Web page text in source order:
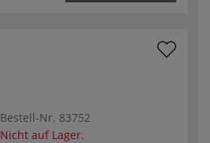
Bestell-Nr. 83752
Nicht auf Lager.